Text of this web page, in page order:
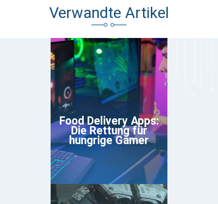
Verwandte Artikel
Food Delivery Apps:
Die Rettung für
hungrige Gamer